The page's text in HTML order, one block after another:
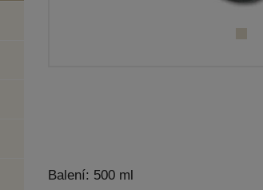
Balení: 500 ml